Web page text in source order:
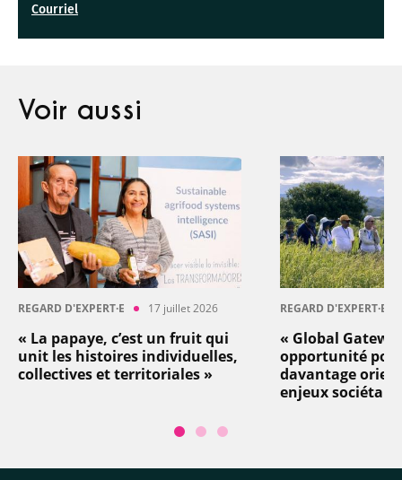
Courriel
Voir aussi
REGARD D'EXPERT·E 17 juillet 2026
« La papaye, c’est un fruit qui
unit les histoires individuelles,
collectives et territoriales »
REGARD D'EXPERT·E
« Global
opportunité
davantage
enjeux